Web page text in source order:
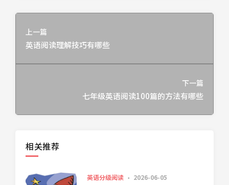
上一篇
英语阅读理解技巧有哪些
下一篇
七年级英语阅读100篇的方法有哪些
相关推荐
英语分级阅读 2026-06-05